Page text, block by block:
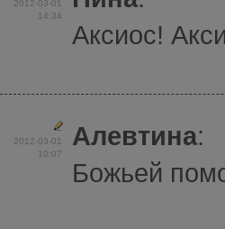
2012-03-01
14:34
Аксиос!
2012-03-01
10:07
Алевтина:
Божьей